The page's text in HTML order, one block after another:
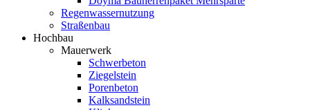
Regenwassernutzung
Straßenbau
Hochbau
Mauerwerk
Schwerbeton
Ziegelstein
Porenbeton
Kalksandstein